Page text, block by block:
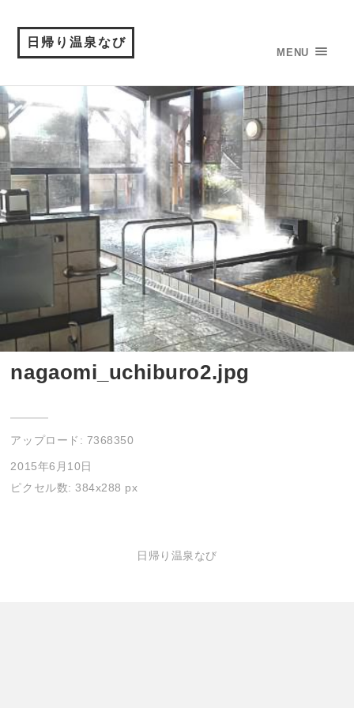
日帰り温泉なび
MENU
nagaomi_uchiburo2.jpg
アップロード: 7368350
2015年6月10日
ピクセル数: 384x288 px
日帰り温泉なび